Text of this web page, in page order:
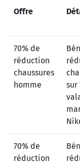
Offre
70% de
réduction
chaussures
homme
sur
70% de
réduction